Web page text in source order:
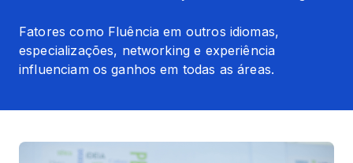
Fatores como Fluência em outros idiomas,
especializações, networking e experiência
influenciam os ganhos em todas as áreas.